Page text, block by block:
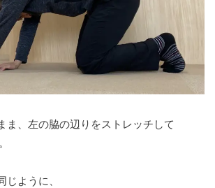
ま、左の脇の辺りをストレッチして
じように、